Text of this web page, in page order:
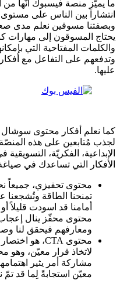
ما يميّز منصة فيسبوك أنّها من
انتشاراً بين الناس على
وبصفتنا مسوقين نعلم مدى
يحتاج المسوقون إلى مهارات
والكلمات المفتاحية التي
وتدفعهم على التفاعل مع
عليها.
كما نعلم أفكار محتوى سوشال
لجذب مُتابعين على هذه
الإبداعية، الفكريّة،
الأفكار التي تساعدك في
محتوى تحفيزي، جميعاً
تمنحنا الطاقة وتُشجعنا
أمامنا قد اسودت قليلاً
محتوى محفّز ينال إعجاب
ومعارفهم فيحقق لنا
لاتخاذ قرار معيّن،
مشاركة أمر يثير
معيّن استجابةً لِما قد